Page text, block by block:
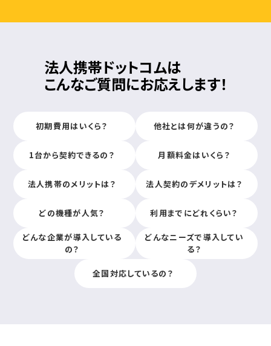
法人携帯ドットコムは
こんなご質問にお応えします！
初期費用はいくら？ 他社とは何が違うの？
1台から契約できるの？ 月額料金はいくら？
法人携帯のメリットは？ 法人契約のデメリットは？
どの機種が人気？ 利用までにどれくらい？
どんな企業が導入している
の？
どんなニーズで導入してい
る？
全国対応しているの？